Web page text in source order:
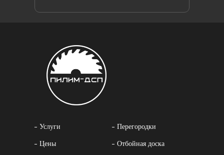
Услуги
Цены
Перегородки
Отбойная доска